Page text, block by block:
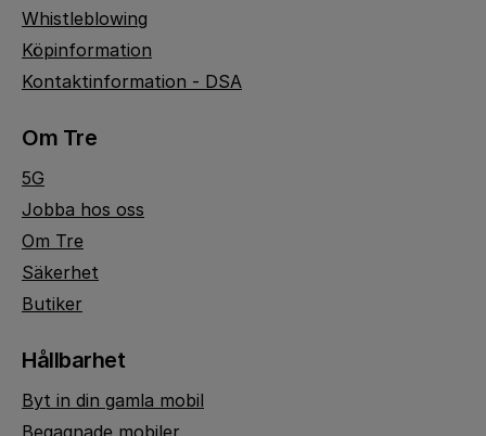
Whistleblowing
Köpinformation
Kontaktinformation - DSA
Om Tre
5G
Jobba hos oss
Om Tre
Säkerhet
Butiker
Hållbarhet
Byt in din gamla mobil